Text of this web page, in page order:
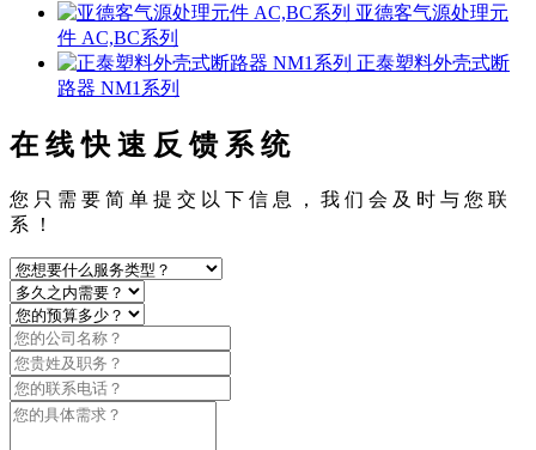
亚德客气源处理元
件 AC,BC系列
正泰塑料外壳式断
路器 NM1系列
在 线 快 速 反 馈 系 统
您 只 需 要 简 单 提 交 以 下 信 息 ， 我 们 会 及 时 与 您 联
系 ！